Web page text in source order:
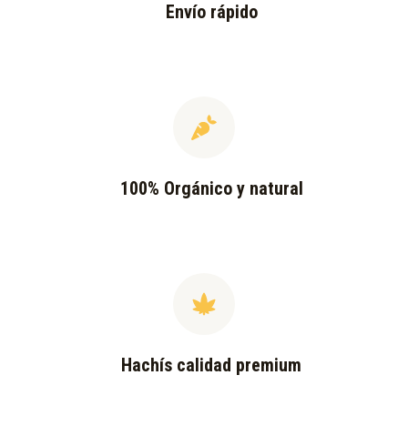
Envío rápido
100% Orgánico y natural
Hachís calidad premium